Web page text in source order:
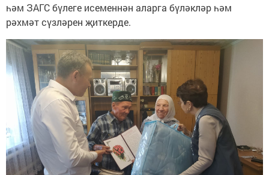
һәм ЗАГС бүлеге исеменнән аларга бүләкләр һәм
рәхмәт сүзләрен җиткерде.